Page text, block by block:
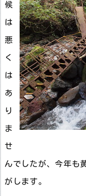
候
は
悪
く
は
あ
り
ま
せ
んでしたが、今年も
がします。